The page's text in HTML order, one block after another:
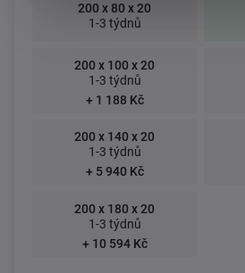
200 x 80 x 20
1-3 týdnů
200 x 100 x 20
1-3 týdnů
+ 1 188 Kč
200 x 140 x 20
1-3 týdnů
+ 5 940 Kč
200 x 180 x 20
1-3 týdnů
+ 10 594 Kč